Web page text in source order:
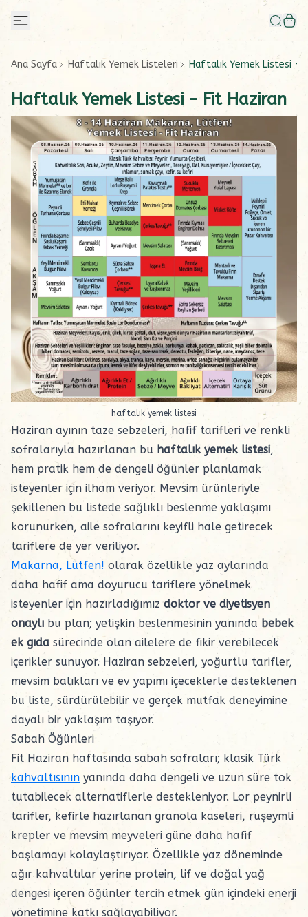
Ana Sayfa Haftalık Yemek Listeleri Haftalık Yemek Listesi -
Haftalık Yemek Listesi - Fit Haziran
haftalık yemek listesi
Haziran ayının taze sebzeleri, hafif tarifleri ve renkli
sofralarıyla hazırlanan bu haftalık yemek listesi,
hem pratik hem de dengeli öğünler planlamak
isteyenler için ilham veriyor. Mevsim ürünleriyle
şekillenen bu listede sağlıklı beslenme yaklaşımı
korunurken, aile sofralarını keyifli hale getirecek
tariflere de yer veriliyor.
Makarna, Lütfen! olarak özellikle yaz aylarında
daha hafif ama doyurucu tariflere yönelmek
isteyenler için hazırladığımızdoktor ve diyetisyen
onaylı bu plan; yetişkin beslenmesinin yanında bebek
ek gıda sürecinde olan ailelere de fikir verebilecek
içerikler sunuyor. Haziran sebzeleri, yoğurtlu tarifler,
mevsim balıkları ve ev yapımı içeceklerle desteklenen
bu liste, sürdürülebilir ve gerçek mutfak deneyimine
dayalı bir yaklaşım taşıyor.
Sabah Öğünleri
Fit Haziran haftasında sabah sofraları; klasik Türk
kahvaltısının yanında daha dengeli ve uzun süre tok
tutabilecek alternatiflerle destekleniyor. Lor peynirli
tarifler, kefirle hazırlanan granola kaseleri, ruşeymli
krepler ve mevsim meyveleri güne daha hafif
başlamayı kolaylaştırıyor. Özellikle yaz döneminde
ağır kahvaltılar yerine protein, lif ve doğal yağ
dengesi içeren öğünler tercih etmek gün içindeki enerji
yönetimine katkı sağlayabiliyor.